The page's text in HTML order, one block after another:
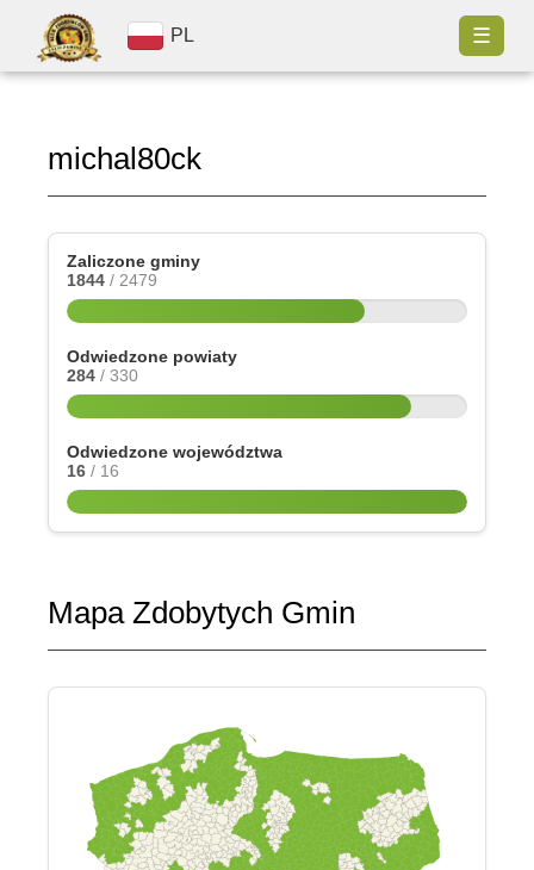
PL ☰
michal80ck
Zaliczone gminy
1844 / 2479
Odwiedzone powiaty
284 / 330
Odwiedzone województwa
16 / 16
Mapa Zdobytych Gmin